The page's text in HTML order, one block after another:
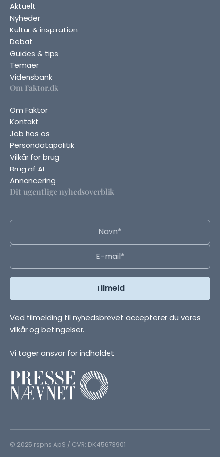
Aktuelt
Nyheder
Kultur & inspiration
Debat
Guides & tips
Temaer
Vidensbank
Om Faktor.dk
Om Faktor
Kontakt
Job hos os
Persondatapolitik
Vilkår for brug
Brug af AI
Annoncering
Dit ugentlige nyhedsoverblik
Ved tilmelding til nyhedsbrevet accepterer du vores
vilkår og betingelser.
Vi tager ansvar for indholdet
© 2025 rspns ApS / CVR: DK45673901